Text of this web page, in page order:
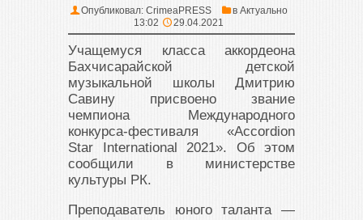
Опубликовал: CrimeaPRESS в Актуально
13:02
29.04.2021
Учащемуся класса аккордеона
Бахчисарайской детской
музыкальной школы Дмитрию
Савину присвоено звание
чемпиона Международного
конкурса-фестиваля «Accordion
Star International 2021». Об этом
сообщили в министерстве
культуры РК.
Преподаватель юного таланта —